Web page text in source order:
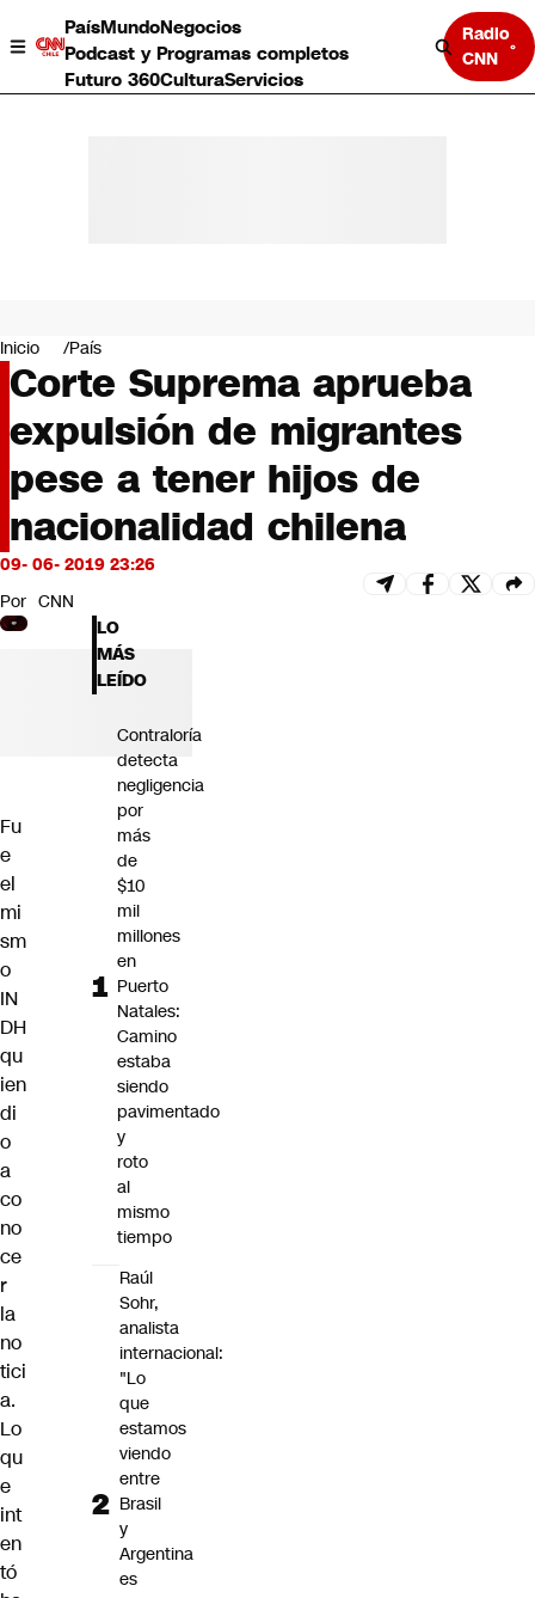
PaísMundoNegocios
Podcast y Programas completos
Futuro 360CulturaServicios
Radio
CNN
Negocios
Deportes
Programas completos
Cultura
Servicios
Bits
CNN tiempo
Futuro 360
Inicio País
Corte Suprema aprueba
expulsión de migrantes
pese a tener hijos de
nacionalidad chilena
09- 06- 2019 23:26
Por CNN
Fu
e
el
mi
sm
o
IN
DH
qu
ien
di
o
a
co
no
ce
r
la
no
tici
a.
Lo
qu
e
int
en
tó
LO
MÁS
LEÍDO
Contraloría
detecta
negligencia
por
más
de
$10
mil
millones
en
Puerto
Natales:
Camino
estaba
siendo
pavimentado
y
roto
al
mismo
tiempo
Raúl
Sohr,
analista
internacional:
"Lo
que
estamos
viendo
entre
Brasil
y
Argentina
es